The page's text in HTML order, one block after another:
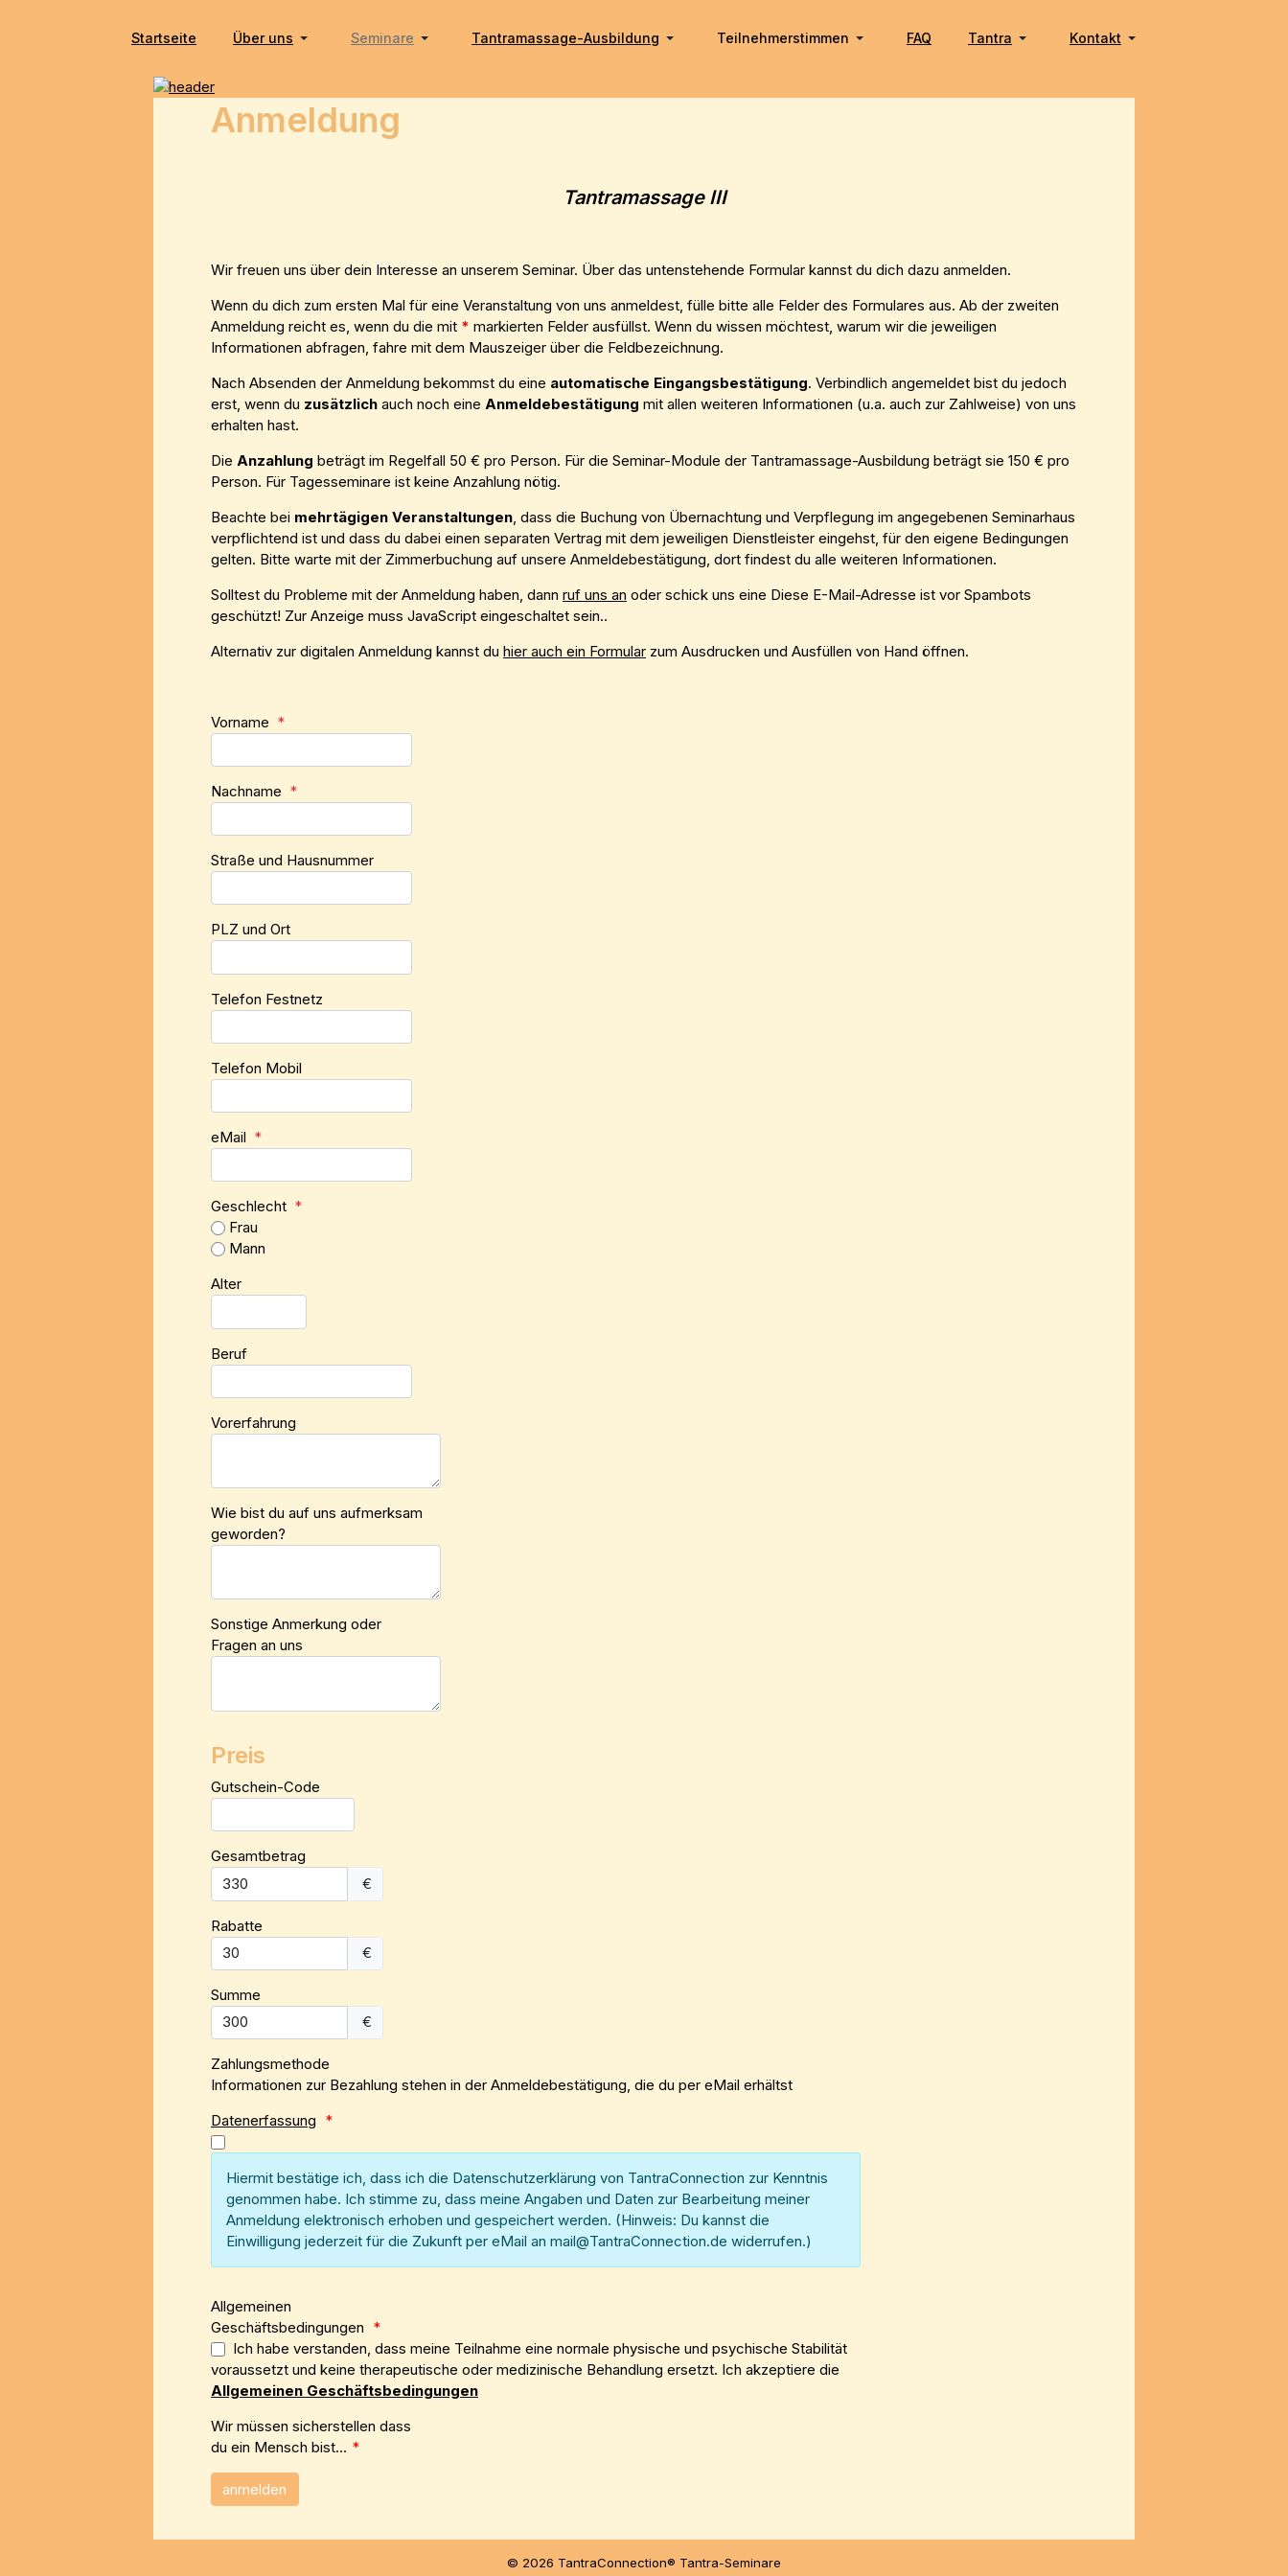
Startseite Über uns Seminare Tantramassage-Ausbildung Teilnehmerstimmen FAQ Tantra Kontakt
Anmeldung
Tantramassage III
Wir freuen uns über dein Interesse an unserem Seminar. Über das untenstehende Formular kannst du dich dazu anmelden.
Wenn du dich zum ersten Mal für eine Veranstaltung von uns anmeldest, fülle bitte alle Felder des Formulares aus. Ab der zweiten
Anmeldung reicht es, wenn du die mit * markierten Felder ausfüllst. Wenn du wissen möchtest, warum wir die jeweiligen
Informationen abfragen, fahre mit dem Mauszeiger über die Feldbezeichnung.
Nach Absenden der Anmeldung bekommst du eine automatische Eingangsbestätigung. Verbindlich angemeldet bist du jedoch
erst, wenn du zusätzlich auch noch eine Anmeldebestätigung mit allen weiteren Informationen (u.a. auch zur Zahlweise) von uns
erhalten hast.
Die Anzahlung beträgt im Regelfall 50 € pro Person. Für die Seminar-Module der Tantramassage-Ausbildung beträgt sie 150 € pro
Person. Für Tagesseminare ist keine Anzahlung nötig.
Beachte bei mehrtägigen Veranstaltungen , dass die Buchung von Übernachtung und Verpflegung im angegebenen Seminarhaus
verpflichtend ist und dass du dabei einen separaten Vertrag mit dem jeweiligen Dienstleister eingehst, für den eigene Bedingungen
gelten. Bitte warte mit der Zimmerbuchung auf unsere Anmeldebestätigung, dort findest du alle weiteren Informationen.
Solltest du Probleme mit der Anmeldung haben, dann ruf uns an oder schick uns eine Diese E-Mail-Adresse ist vor Spambots
geschützt! Zur Anzeige muss JavaScript eingeschaltet sein..
Alternativ zur digitalen Anmeldung kannst du hier auch ein Formular zum Ausdrucken und Ausfüllen von Hand öffnen.
Vorname *
Nachname *
Straße und Hausnummer
PLZ und Ort
Telefon Festnetz
Telefon Mobil
eMail *
Geschlecht *
Frau
Mann
Alter
Beruf
Vorerfahrung
Wie bist du auf uns aufmerksam
geworden?
Sonstige Anmerkung oder
Fragen an uns
Preis
Gutschein-Code
Gesamtbetrag
€
Rabatte
€
Summe
€
Zahlungsmethode
Informationen zur Bezahlung stehen in der Anmeldebestätigung, die du per eMail erhältst
Datenerfassung *
Hiermit bestätige ich, dass ich die Datenschutzerklärung von TantraConnection zur Kenntnis
genommen habe. Ich stimme zu, dass meine Angaben und Daten zur Bearbeitung meiner
Anmeldung elektronisch erhoben und gespeichert werden. (Hinweis: Du kannst die
Einwilligung jederzeit für die Zukunft per eMail an mail@TantraConnection.de widerrufen.)
Allgemeinen
Geschäftsbedingungen *
Ich habe verstanden, dass meine Teilnahme eine normale physische und psychische Stabilität
voraussetzt und keine therapeutische oder medizinische Behandlung ersetzt. Ich akzeptiere die
Allgemeinen Geschäftsbedingungen
Wir müssen sicherstellen dass
du ein Mensch bist... *
© 2026 TantraConnection® Tantra-Seminare